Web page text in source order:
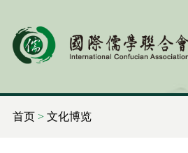
首页> 文化博览